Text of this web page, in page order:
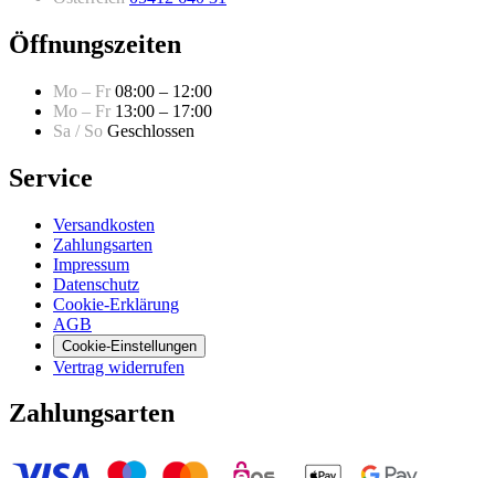
Öffnungszeiten
Mo – Fr 08:00 – 12:00
Mo – Fr 13:00 – 17:00
Sa / So Geschlossen
Service
Versandkosten
Zahlungsarten
Impressum
Datenschutz
Cookie-Erklärung
AGB
Cookie-Einstellungen
Vertrag widerrufen
Zahlungsarten